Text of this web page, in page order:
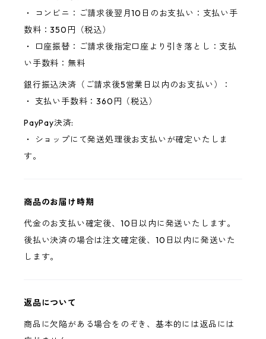
・ コンビニ：ご請求後翌月10日のお支払い：支払い手
数料：350円（税込）
・ 口座振替：ご請求後指定口座より引き落とし：支払
い手数料：無料
銀行振込決済（ご請求後5営業日以内のお支払い）：
・ 支払い手数料：360円（税込）
PayPay決済:
・ ショップにて発送処理後お支払いが確定いたしま
す。
商品のお届け時期
代金のお支払い確定後、10日以内に発送いたします。
後払い決済の場合は注文確定後、10日以内に発送いた
します。
返品について
商品に欠陥がある場合をのぞき、基本的には返品には